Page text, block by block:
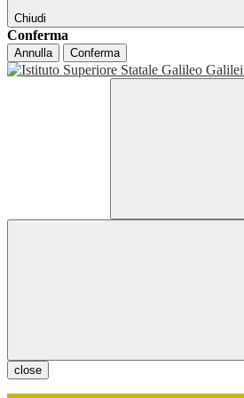
Chiudi
Conferma
Annulla Conferma
close